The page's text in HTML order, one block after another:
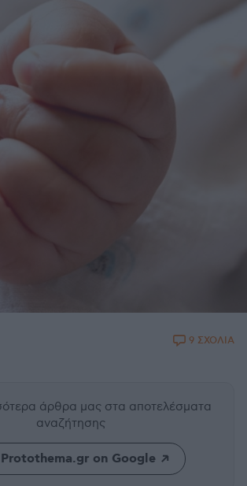
9 ΣΧΟΛΙΑ
άρθρα μας στα αποτελέσματα
αναζήτησης
on Google